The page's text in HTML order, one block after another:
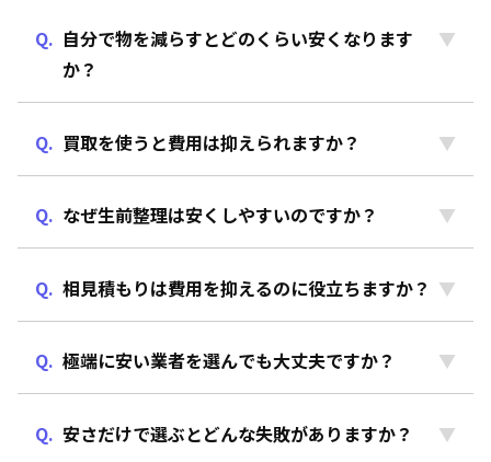
自分で物を減らすとどのくらい安くなります
か？
買取を使うと費用は抑えられますか？
なぜ生前整理は安くしやすいのですか？
相見積もりは費用を抑えるのに役立ちますか？
極端に安い業者を選んでも大丈夫ですか？
安さだけで選ぶとどんな失敗がありますか？